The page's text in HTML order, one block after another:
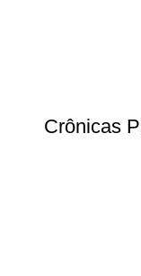
Crônicas